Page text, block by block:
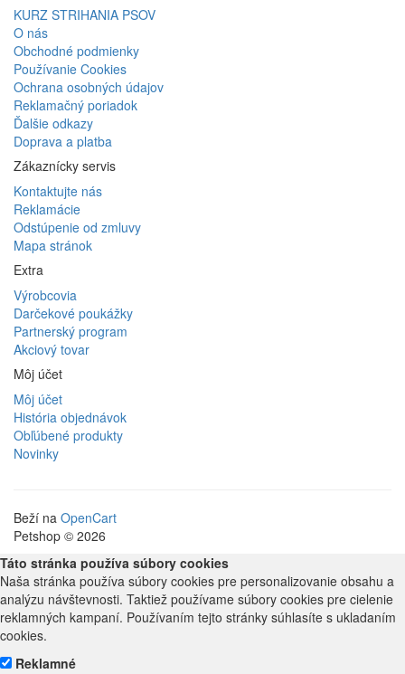
KURZ STRIHANIA PSOV
O nás
Obchodné podmienky
Používanie Cookies
Ochrana osobných údajov
Reklamačný poriadok
Ďalšie odkazy
Doprava a platba
Zákaznícky servis
Kontaktujte nás
Reklamácie
Odstúpenie od zmluvy
Mapa stránok
Extra
Výrobcovia
Darčekové poukážky
Partnerský program
Akciový tovar
Môj účet
Môj účet
História objednávok
Obľúbené produkty
Novinky
Beží na OpenCart
Petshop © 2026
Táto stránka používa súbory cookies
Naša stránka používa súbory cookies pre personalizovanie obsahu a
analýzu návštevnosti. Taktiež používame súbory cookies pre cielenie
reklamných kampaní. Používaním tejto stránky súhlasíte s ukladaním
cookies.
Reklamné